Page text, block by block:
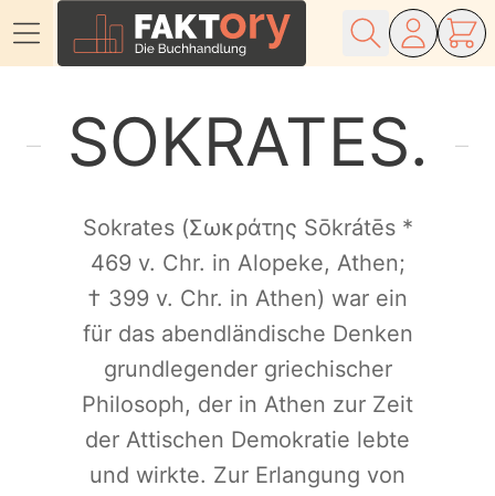
SOKRATES
Sokrates (Σωκράτης Sōkrátēs *
469 v. Chr. in Alopeke, Athen;
† 399 v. Chr. in Athen) war ein
für das abendländische Denken
grundlegender griechischer
Philosoph, der in Athen zur Zeit
der Attischen Demokratie lebte
und wirkte. Zur Erlangung von